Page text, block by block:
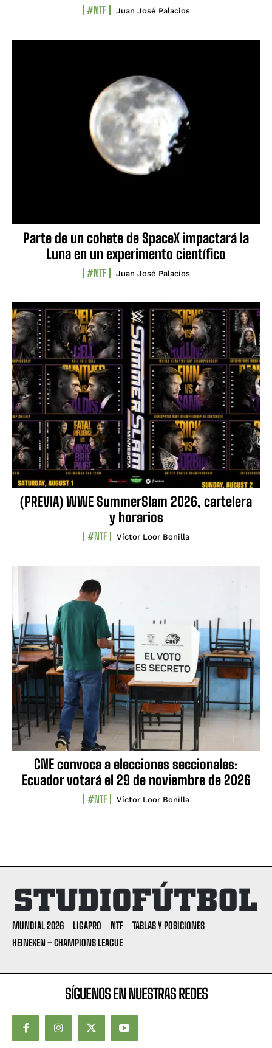
#NTF Juan José Palacios
Parte de un cohete de SpaceX impactará la
Luna en un experimento científico
#NTF Juan José Palacios
(PREVIA) WWE SummerSlam 2026, cartelera
y horarios
#NTF Víctor Loor Bonilla
CNE convoca a elecciones seccionales:
Ecuador votará el 29 de noviembre de 2026
#NTF Víctor Loor Bonilla
MUNDIAL 2026 LIGAPRO NTF
TABLAS Y POSICIONES
HEINEKEN – CHAMPIONS LEAGUE
SÍGUENOS EN NUESTRAS REDES